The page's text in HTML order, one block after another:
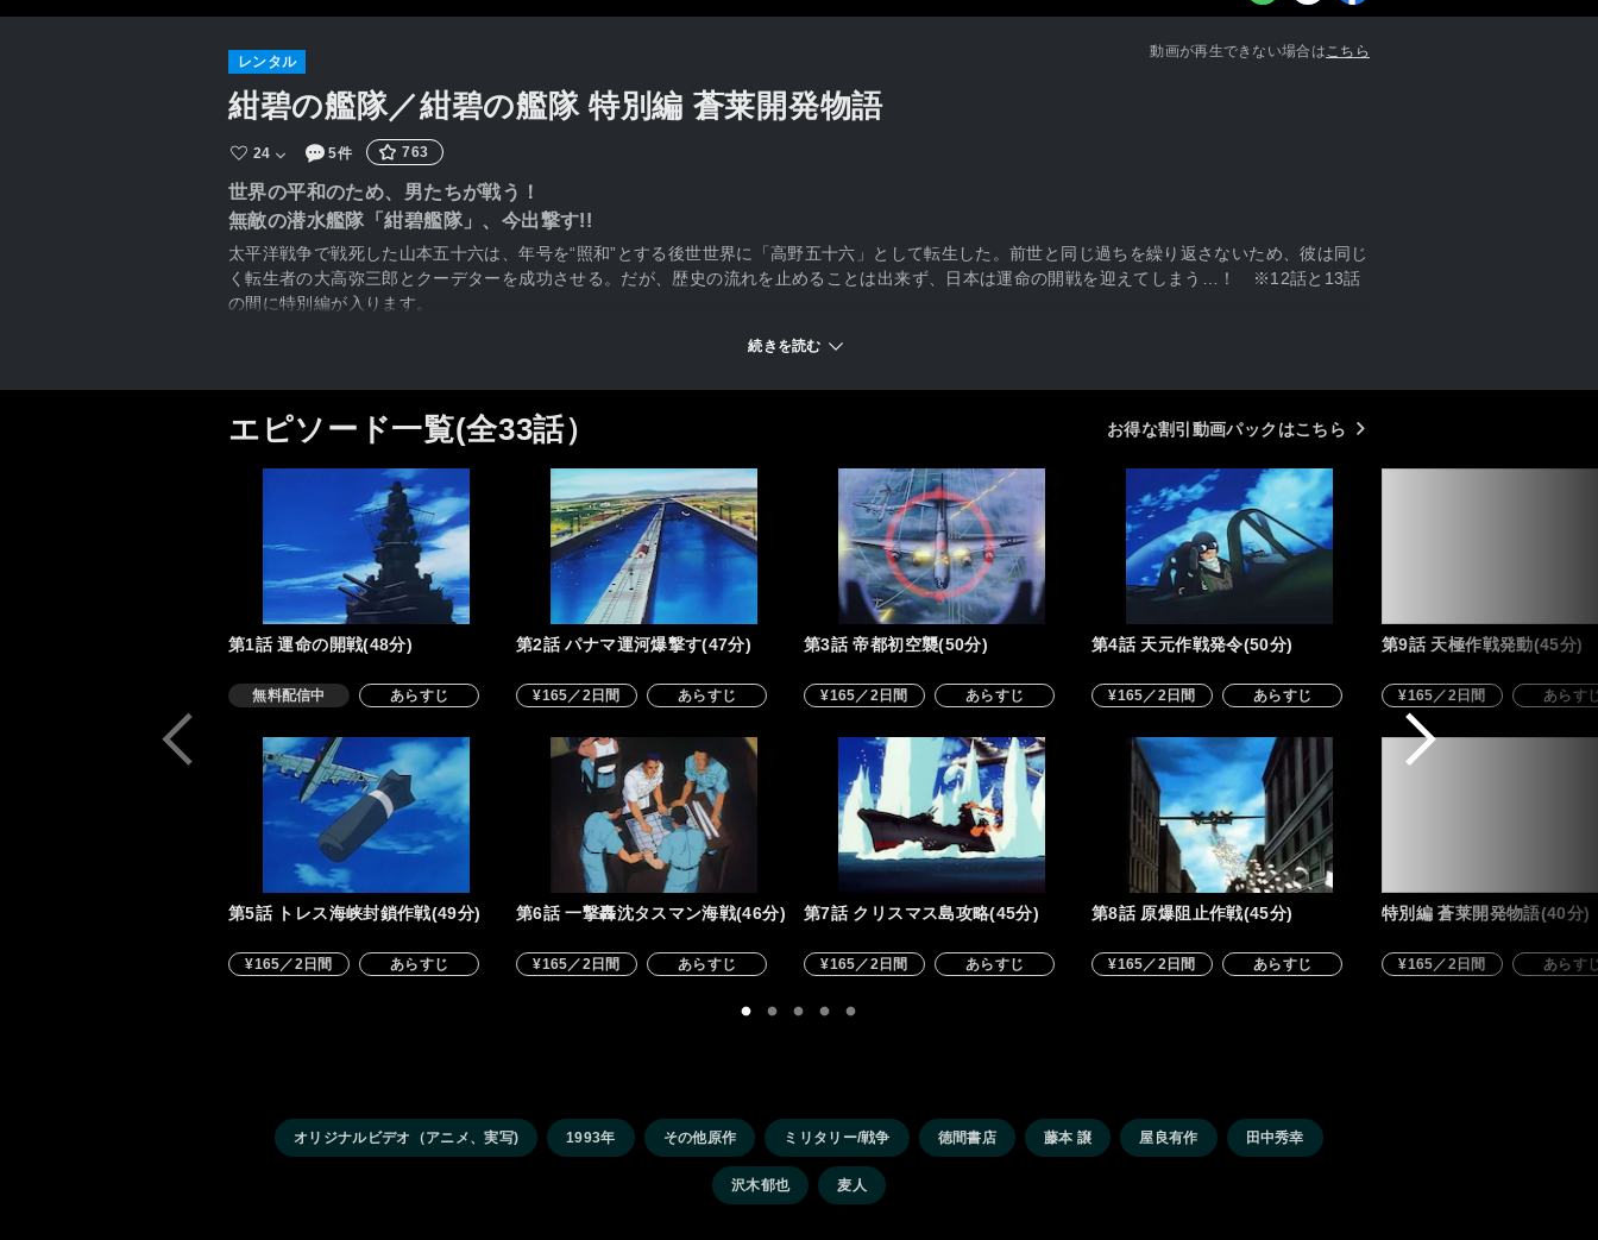
動画が再生できない場合はこちら
レンタル
紺碧の艦隊／紺碧の艦隊 特別編 蒼莱開発物語
24 5件 763
世界の平和のため、男たちが戦う！
無敵の潜水艦隊「紺碧艦隊」、今出撃す!!
太平洋戦争で戦死した山本五十六は、年号を“照和”とする後世世界に「高野五十六」として転生した。前世と同じ過ちを繰り返さないため、彼は同じ
く転生者の大高弥三郎とクーデターを成功させる。だが、歴史の流れを止めることは出来ず、日本は運命の開戦を迎えてしまう…！ ※12話と13話
の間に特別編が入ります。
続きを読む
エピソード一覧(全33話） お得な割引動画パックはこちら
第1話 運命の開戦(48分)
無料配信中 あらすじ
第2話 パナマ運河爆撃す(47分)
¥165／2日間 あらすじ
第3話 帝都初空襲(50分)
¥165／2日間 あらすじ
第4話 天元作戦発令(50分)
¥165／2日間 あらすじ
第5話 トレス海峡封鎖作戦(49分)
¥165／2日間 あらすじ
第6話 一撃轟沈タスマン海戦(46分)
¥165／2日間 あらすじ
第7話 クリスマス島攻略(45分)
¥165／2日間 あらすじ
第8話 原爆阻止作戦(45分)
¥165／2日間 あらすじ
第9話 天極作戦発動(45分)
¥165／2日間 あらす
特別編 蒼莱開発物語(40分)
¥165／2日間 あらす
オリジナルビデオ（アニメ、実写) 1993年 その他原作 ミリタリー/戦争 徳間書店 藤本 譲 屋良有作 田中秀幸
沢木郁也 麦人